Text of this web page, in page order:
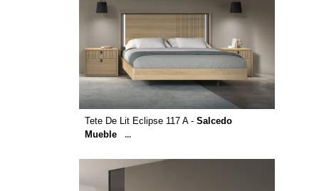
Tete De Lit Eclipse 117 A - Salcedo
Mueble
...